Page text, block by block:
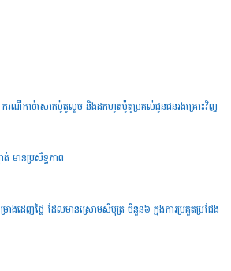
ស់) ករណីកាច់សោកម៉ូតូលួច និងដកហូតម៉ូតូប្រគល់ជូនជនរងគ្រោះវិញ
មានប្រសិទ្ធភាព
រោងដេញថ្លៃ ដែលមានស្រោមសំបុត្រ ចំនួន៦ ក្នុងការប្រគួតប្រជែង